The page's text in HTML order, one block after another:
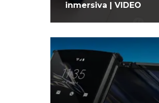
inmersiva | VIDEO